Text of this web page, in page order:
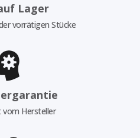
Lager
vorrätigen Stücke
vom Hersteller